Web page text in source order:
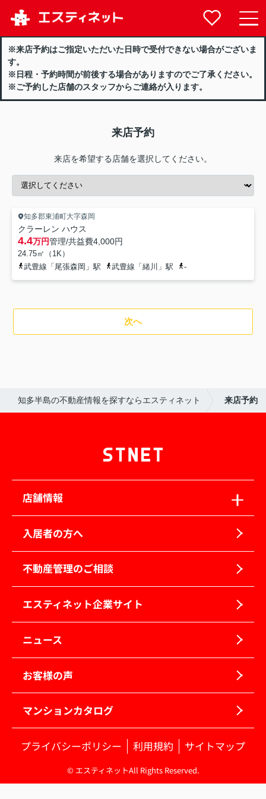
※来店予約はご指定いただいた日時で受付できない場合がございま
す。
※日程・予約時間が前後する場合がありますのでご了承ください。
※ご予約した店舗のスタッフからご連絡が入ります。
来店予約
来店を希望する店舗を選択してください。
知多郡東浦町大字森岡
クラーレン ハウス
4.4万円管理/共益費4,000円
24.75㎡（1K）
武豊線「尾張森岡」駅
武豊線「緒川」駅 -
次へ
知多半島の不動産情報を探すならエスティネット 来店予約
店舗情報
入居者の方へ
不動産管理のご相談
エスティネット企業サイト
ニュース
お客様の声
マンションカタログ
プライバシーポリシー 利用規約 サイトマップ
© エスティネットAll Rights Reserved.